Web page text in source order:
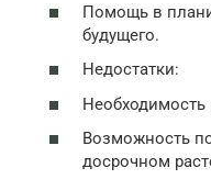
Помощь в
будущего.
Недостатки:
Необходимость
Возможность
досрочном